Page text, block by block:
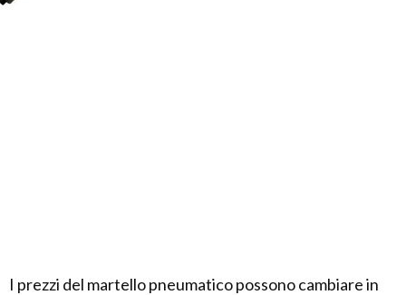
I prezzi del martello pneumatico possono cambiare in